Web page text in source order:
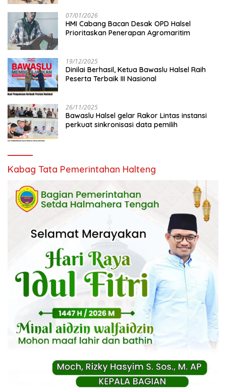
07/01/2026
HMI Cabang Bacan Desak OPD Halsel
Prioritaskan Penerapan Agromaritim
19/12/2025
Dinilai Berhasil, Ketua Bawaslu Halsel Raih
Peserta Terbaik III Nasional
26/11/2025
Bawaslu Halsel gelar Rakor Lintas instansi
perkuat sinkronisasi data pemilih
Kabag Tata Pemerintahan Halteng